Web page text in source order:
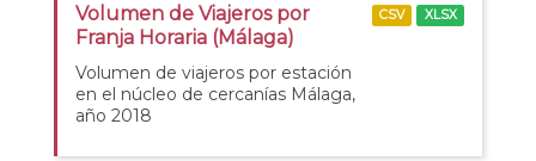
Volumen de Viajeros por
Franja Horaria (Málaga)
Volumen de viajeros por estación
en el núcleo de cercanías Málaga,
año 2018
CSV XLSX